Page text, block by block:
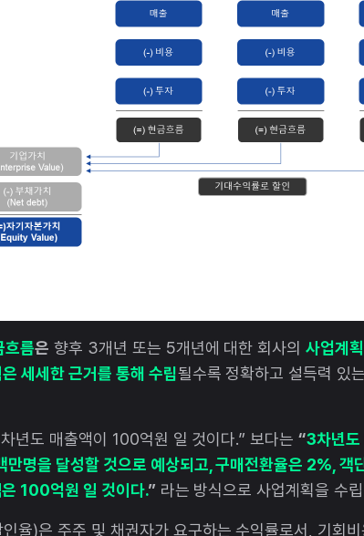
흐름은 향후 3개년 또는 5개년에 대한 회사의사업계
세세한 근거를 통해 수립될수록 정확하고 설득력 있
년도 매출액이 100억원 일 것이다.” 보다는“3차년
만명을 달성할 것으로 예상되고, 구매전환율은 2%,
100억원 일 것이다.” 라는 방식으로 사업계획을 수
율)은 주주 및 채권자가 요구하는 수익률로서, 기회